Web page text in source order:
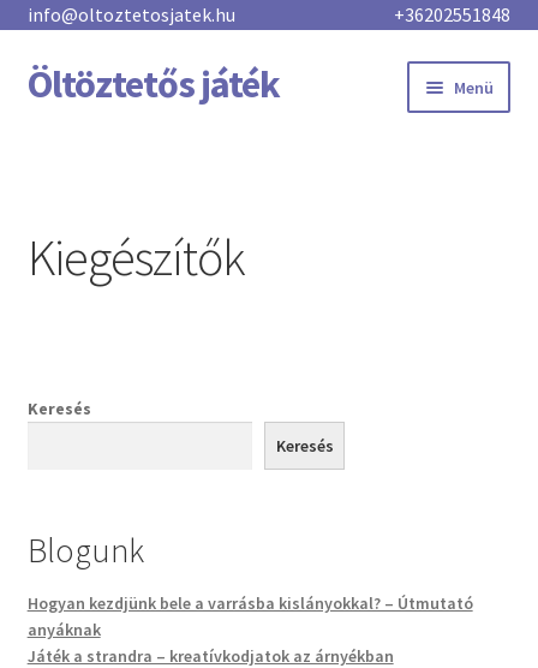
info@oltoztetosjatek.hu +36202551848
Öltöztetős játék Menü
Üzlet
Töltsd le
Kapcsolat
Kiegészítők
Keresés
Keresés
Blogunk
Hogyan kezdjünk bele a varrásba kislányokkal? – Útmutató
anyáknak
Játék a strandra – kreatívkodjatok az árnyékban